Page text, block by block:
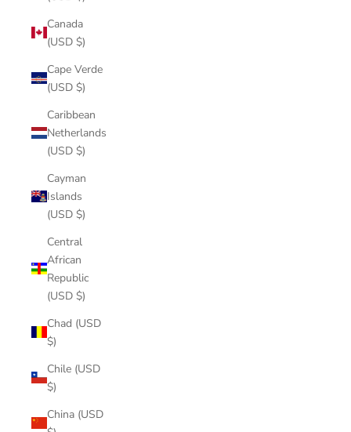
Canada
(USD $)
Cape Verde
(USD $)
Caribbean
Netherlands
(USD $)
Cayman
Islands
(USD $)
Central
African
Republic
(USD $)
Chad (USD
$)
Chile (USD
$)
China (USD